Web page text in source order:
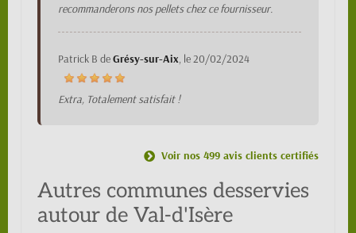
recommanderons nos pellets chez ce fournisseur.
Patrick B deGrésy-sur-Aix, le20/02/2024
Extra, Totalement satisfait !
Voir nos 499 avis clients certifiés
Autres communes desservies
autour de Val-d'Isère